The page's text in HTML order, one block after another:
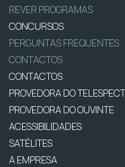
REVER PROGRAMAS
CONCURSOS
PERGUNTAS FREQUENTES
CONTACTOS
CONTACTOS
PROVEDORA DO
PROVEDORA DO OUVINTE
ACESSIBILIDADES
SATÉLITES
A EMPRESA